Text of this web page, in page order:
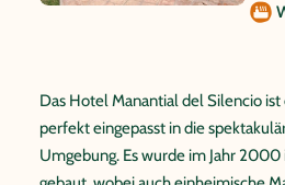
Das Hotel Manantial del Silencio
perfekt eingepasst in die
Umgebung. Es wurde im Jahr